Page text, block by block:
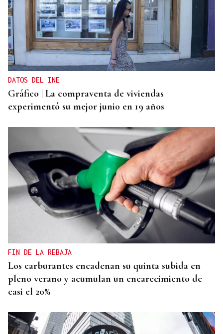
DATOS DEL INE
Gráfico | La compraventa de viviendas
experimentó su mejor junio en 19 años
FIN DE LA REBAJA
Los carburantes encadenan su quinta subida en
pleno verano y acumulan un encarecimiento de
casi el 20%